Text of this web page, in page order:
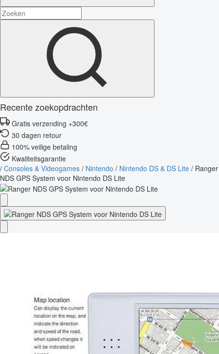
Recente zoekopdrachten
Gratis verzending +300€
30 dagen retour
100% veilige betaling
Kwaliteitsgarantie
/ Consoles & Videogames / Nintendo / Nintendo DS & DS Lite / Ranger
NDS GPS System voor Nintendo DS Lite